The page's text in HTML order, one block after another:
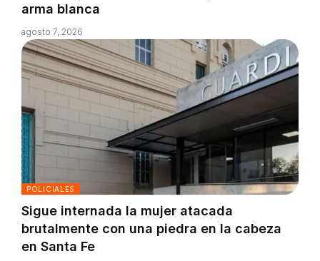
arma blanca
agosto 7, 2026
POLICIALES
Sigue internada la mujer atacada
brutalmente con una piedra en la cabeza
en Santa Fe